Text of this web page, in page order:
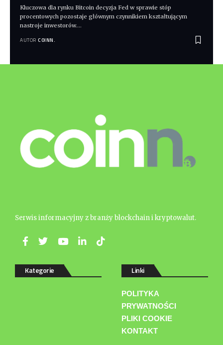
Kluczowa dla rynku Bitcoin decyzja Fed w sprawie stóp
procentowych pozostaje głównym czynnikiem kształtującym
nastroje inwestorów.…
AUTOR COINN.
Serwis informacyjny z branży blockchain i kryptowalut.
Kategorie Linki
POLITYKA
PRYWATNOŚCI
PLIKI COOKIE
KONTAKT